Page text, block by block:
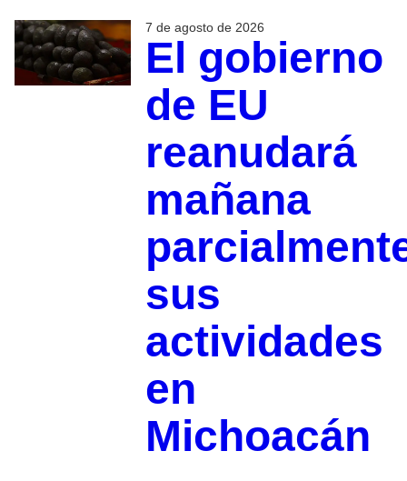
7 de agosto de 2026
El gobierno
de EU
reanudará
mañana
sus
actividades
en
Michoacán